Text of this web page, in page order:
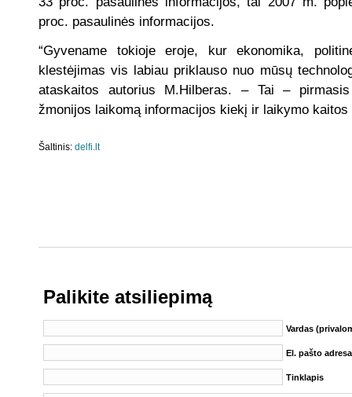
proc. pasaulinės informacijos.
“Gyvename tokioje eroje, kur ekonomika,
klestėjimas vis labiau priklauso nuo mūsų
ataskaitos autorius M.Hilberas. – Tai –
žmonijos laikomą informacijos kiekį ir laikymo kaitos
Šaltinis: delfi.lt
Palikite atsiliepimą
Vardas
El. pašto
Tinklapis